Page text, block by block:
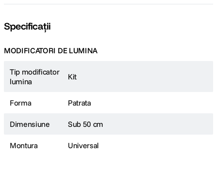
Specificații
MODIFICATORI DE LUMINA
Tip modificator
lumina
Kit
Forma Patrata
Dimensiune Sub 50 cm
Montura Universal